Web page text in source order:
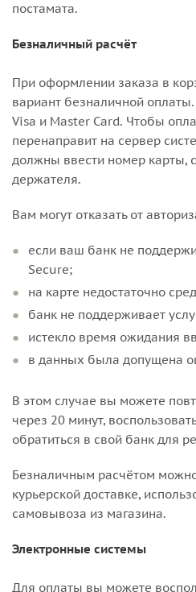
постамата.
Безналичный расчёт
При оформлении заказа в
вариант безналичной
Visa и Master Card. Чтобы
перенаправит на сервер
должны ввести номер карты,
держателя.
Вам могут отказать от
если ваш банк не
Secure;
на карте недостаточно
банк не поддерживает
истекло время ожидания
в данных была допущена
В этом случае вы можете
через 20 минут,
обратиться в свой банк для
Безналичным расчётом
курьерской доставке,
самовывоза из магазина.
Электронные системы
Для оплаты вы можете